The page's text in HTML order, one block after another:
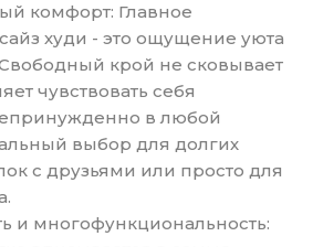
комфорт: Главное
худи - это ощущение уюта
крой не сковывает
чувствовать себя
в любой
выбор для долгих
с друзьями или просто для
и многофункциональность: